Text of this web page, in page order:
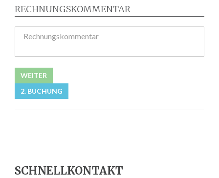
RECHNUNGSKOMMENTAR
Rechnungskommentar
WEITER
2. BUCHUNG
SCHNELLKONTAKT